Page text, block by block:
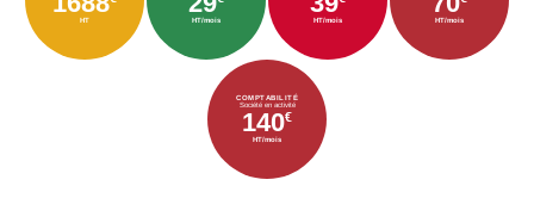
HT HT/mois HT/mois HT/mois
COMPTABILITÉ
Société en activité
140€
HT/mois